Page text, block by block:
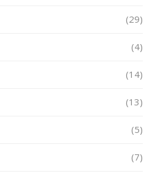
(29)
(4)
(14)
(13)
(5)
(7)